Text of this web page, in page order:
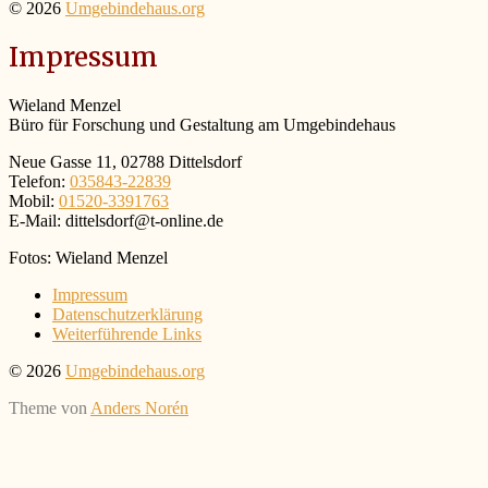
© 2026 Umgebindehaus.org
Impressum
Wieland Menzel
Büro für Forschung und Gestaltung am Umgebindehaus
Neue Gasse 11, 02788 Dittelsdorf
Telefon: 035843-22839
Mobil: 01520-3391763
E-Mail: dittelsdorf@t-online.de
Fotos: Wieland Menzel
Impressum
Datenschutzerklärung
Weiterführende Links
© 2026 Umgebindehaus.org
Theme von Anders Norén